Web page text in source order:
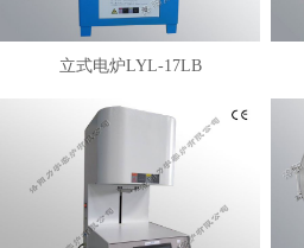
立式电炉LYL-17LB